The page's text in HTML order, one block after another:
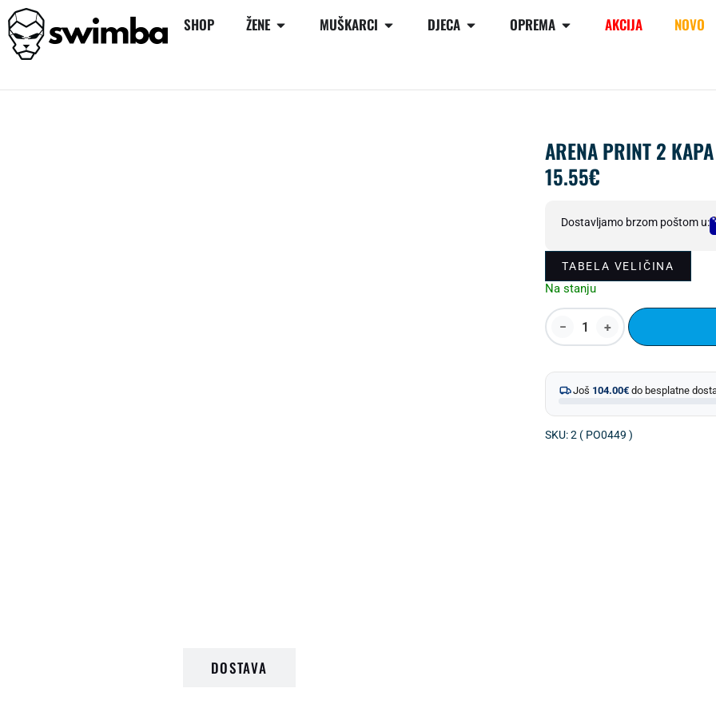
SHOP ŽENE MUŠKARCI DJECA OPREMA AKCIJA NOVO
ARENA PRINT 2
15.55€
Dostavljamo brzom poštom u:
TABELA VELIČINA
Na stanju
Još 104.00€ do besplatne
SKU: 2 ( PO0449 )
DOSTAVA